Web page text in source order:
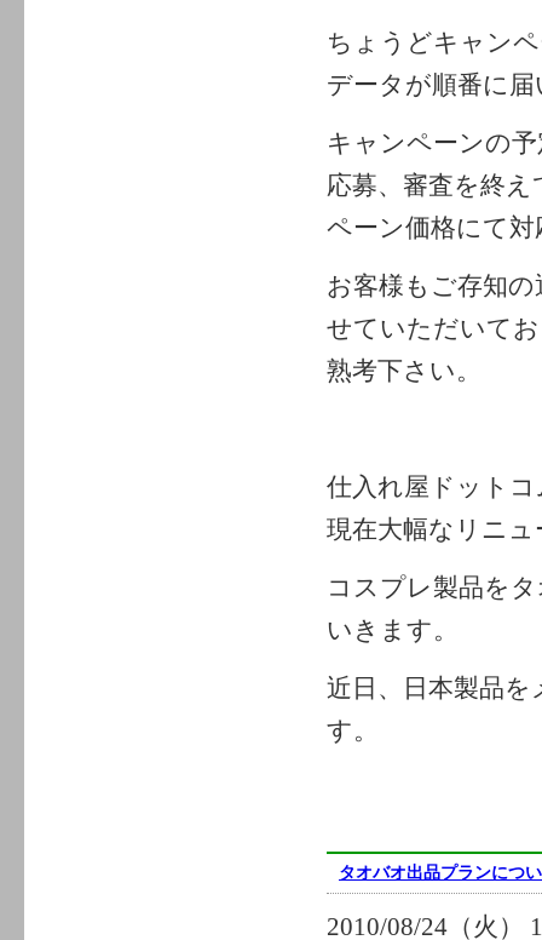
ちょうどキャン
データが順番に
キャンペーンの
応募、審査を終
ペーン価格にて
お客様もご存知
せていただいて
熟考下さい。
仕入れ屋ドット
現在大幅なリニ
コスプレ製品を
いきます。
近日、日本製品
す。
タオバオ出品プランにつ
2010/08/24（火）